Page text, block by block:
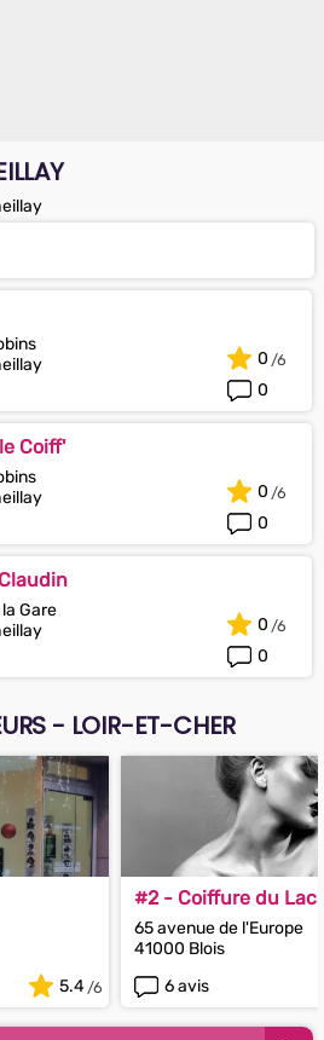
0
0
Coiff'
0
0
Gare
0
0
- LOIR-ET-CHER
5.4
#2 - Coiffure du Lac
Attitude
65 avenue de l'Europe
41000 Blois
6 avis